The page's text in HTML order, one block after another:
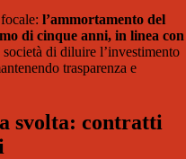
l’ammortamento del
di cinque anni, in linea con
di diluire l’investimento
trasparenza e
svolta: contratti